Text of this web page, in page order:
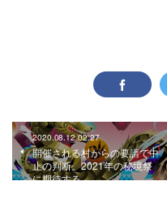
2020.08.12 02:27
開催される村からの要請で中
止の判断。2021年の秘境祭
に期待する。